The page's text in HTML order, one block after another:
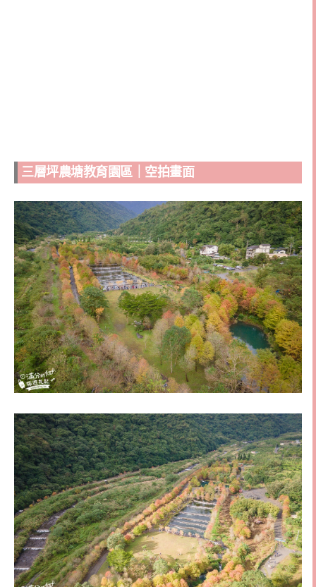
三層坪農塘教育園區｜空拍畫面